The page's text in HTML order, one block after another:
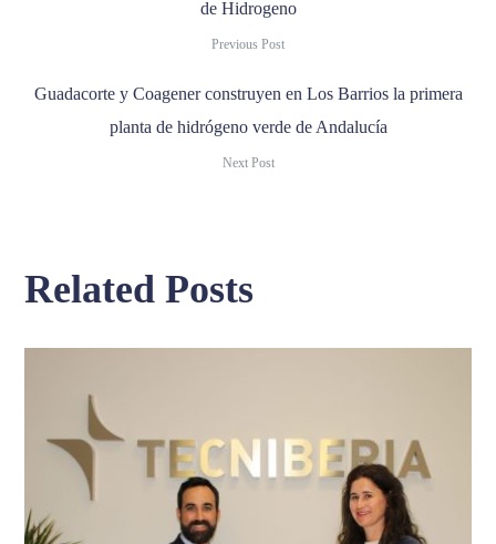
de Hidrogeno
Previous Post
Guadacorte y Coagener construyen en Los Barrios la primera
planta de hidrógeno verde de Andalucía
Next Post
Related Posts